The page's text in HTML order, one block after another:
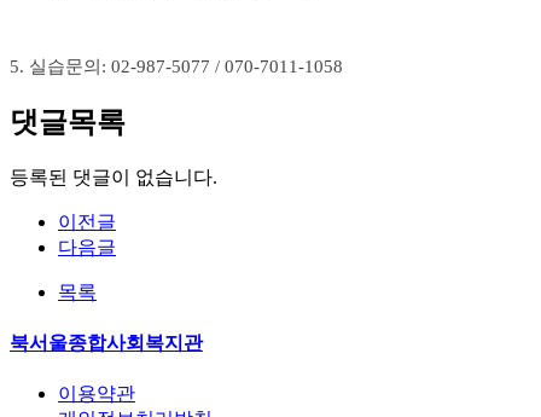
5. 실습문의 : 02-987-5077 / 070-7011-1058
댓글목록
등록된 댓글이 없습니다.
이전글
다음글
목록
북서울종합사회복지관
이용약관